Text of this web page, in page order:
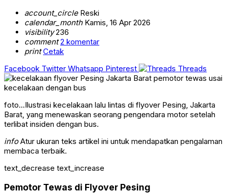
account_circleReski
calendar_monthKamis, 16 Apr 2026
visibility236
comment 2 komentar
print Cetak
Facebook Twitter Whatsapp Pinterest Threads
foto...Ilustrasi kecelakaan lalu lintas di flyover Pesing, Jakarta
Barat, yang menewaskan seorang pengendara motor setelah
terlibat insiden dengan bus.
infoAtur ukuran teks artikel ini untuk mendapatkan pengalaman
membaca terbaik.
text_decrease text_increase
Pemotor Tewas di Flyover Pesing